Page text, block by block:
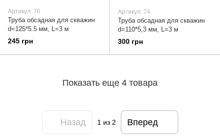
Артикул: 76
Труба обсадная для скважин
d=125*5.5 мм, L=3 м
245 грн
Артикул: 74
Труба обсадная для скважин
d=110*5,3 мм, L=3 м
300 грн
Показать еще 4 товара
Назад 1из 2 Вперед